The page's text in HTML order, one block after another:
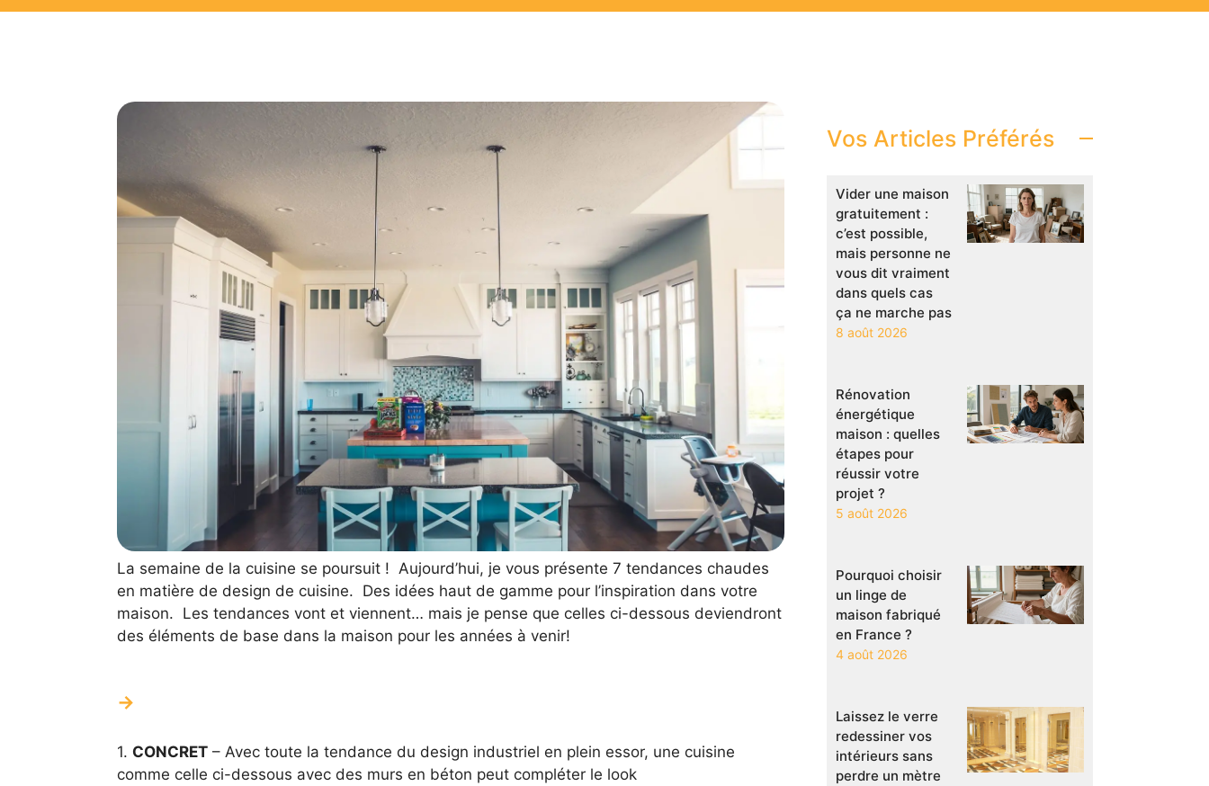
La semaine de la cuisine se poursuit ! Aujourd’hui, je vous présente 7 tendances chaudes
en matière de design de cuisine. Des idées haut de gamme pour l’inspiration dans votre
maison. Les tendances vont et viennent… mais je pense que celles ci-dessous deviendront
des éléments de base dans la maison pour les années à venir!
1. CONCRET– Avec toute la tendance du design industriel en plein essor, une cuisine
comme celle ci-dessous avec des murs en béton peut compléter le look
Vos Articles Préférés
Vider une maison
gratuitement :
c’est possible,
mais personne ne
vous dit vraiment
dans quels cas
ça ne marche pas
8 août 2026
Rénovation
énergétique
maison : quelles
étapes pour
réussir votre
projet ?
5 août 2026
Pourquoi choisir
un linge de
maison fabriqué
en France ?
4 août 2026
Laissez le verre
redessiner vos
intérieurs sans
perdre un mètre